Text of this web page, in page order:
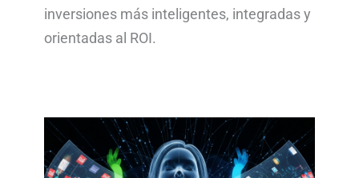
inversiones más inteligentes, integradas y
orientadas al ROI.